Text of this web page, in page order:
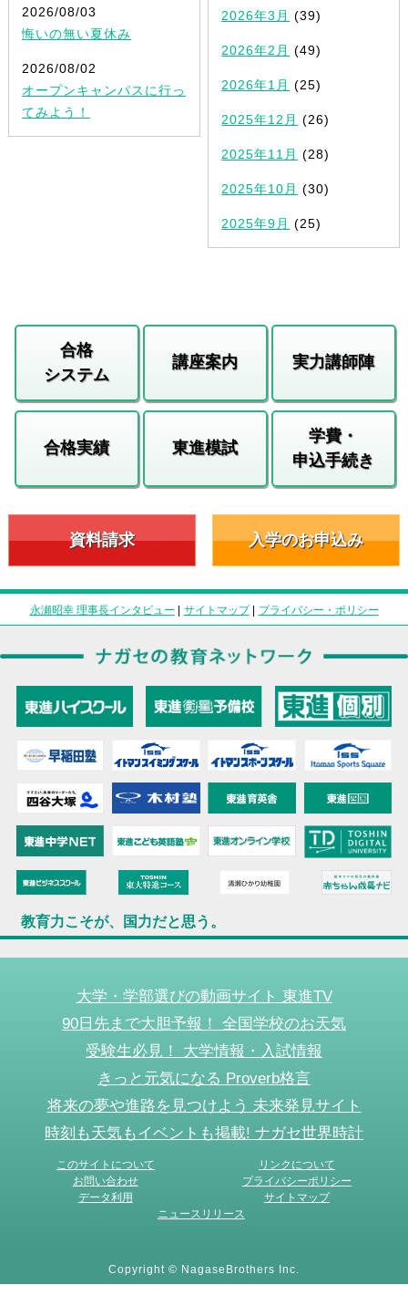
2026/08/03
悔いの無い夏休み
2026/08/02
オープンキャンパスに行っ
てみよう！
2026年3月 (39)
2026年2月 (49)
2026年1月 (25)
2025年12月 (26)
2025年11月 (28)
2025年10月 (30)
2025年9月 (25)
合格
システム
講座案内 実力講師陣
合格実績 東進模試
学費・
申込手続き
資料請求 入学のお申込み
永瀬昭幸 理事長インタビュー | サイトマップ| プライバシー・ポリシー
教育力こそが、国力だと思う。
大学・学部選びの動画サイト 東進TV
90日先まで大胆予報！ 全国学校のお天気
受験生必見！ 大学情報・入試情報
きっと元気になる Proverb格言
将来の夢や進路を見つけよう 未来発見サイト
時刻も天気もイベントも掲載! ナガセ世界時計
このサイトについて
リンクについて
お問い合わせ
プライバシーポリシー
データ利用
サイトマップ
ニュースリリース
Copyright © NagaseBrothers Inc.